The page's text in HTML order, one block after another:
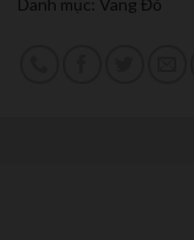
Danh mục: Vang Đỏ